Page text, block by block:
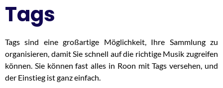
Tags
Tags sind eine großartige Möglichkeit, Ihre Sammlung zu
organisieren, damit Sie schnell auf die richtige Musik zugreifen
können. Sie können fast alles in Roon mit Tags versehen, und
der Einstieg ist ganz einfach.